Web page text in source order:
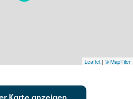
Leaflet | © MapTiler